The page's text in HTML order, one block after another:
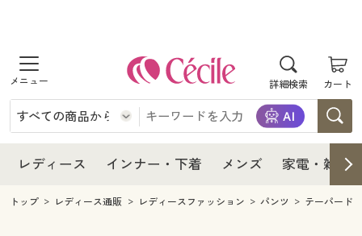
詳細検索 カート
商品を探す
レディース
レディースファッション
インナー・下着
インナー・下着通販すべて
メンズ
レディース インナー・下着 メンズ 家電・雑貨
レディース
レディース通販すべて
レディースファッション
インナー・下着
インナー・下着通販すべて
メンズ
トップ レディース通販 レディースファッション パンツ テーパード